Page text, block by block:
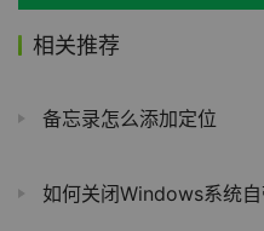
相关推荐
备忘录怎么添加定位
如何关闭Windows系统